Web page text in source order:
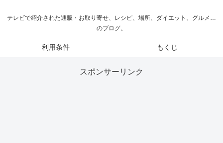
テレビで紹介された通販・お取り寄せ、レシピ、場所、ダイエット、グルメ…
のブログ。
利用条件 もくじ
スポンサーリンク